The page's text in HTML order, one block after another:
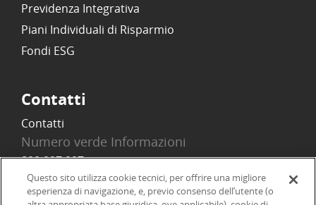
Previdenza Integrativa
Piani Individuali di Risparmio
Fondi ESG
Contatti
Contatti
Numero verde Informazioni
800 097 097
Email
info@onlinesim.it
Questo sito utilizza cookie tecnici, per offrire una migliore
esperienza di navigazione, e, previo consenso dell’utente (o